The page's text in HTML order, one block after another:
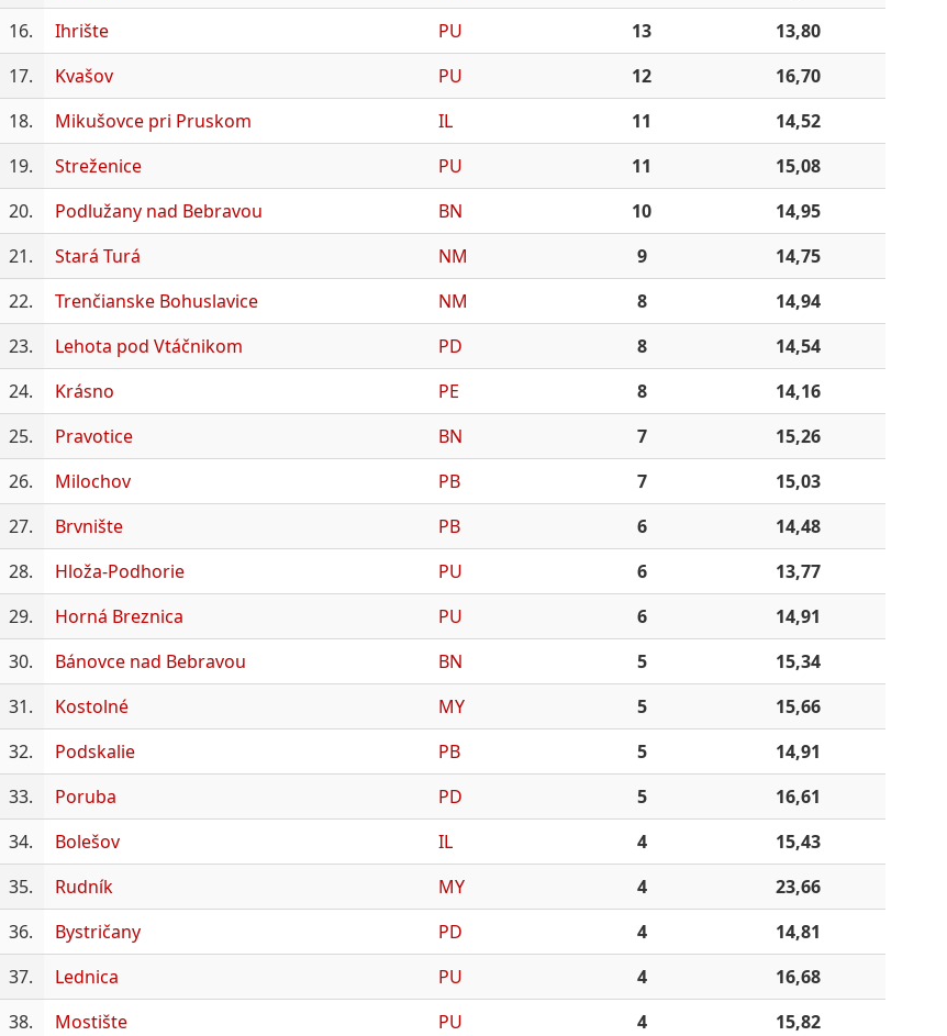
16.
Ihrište PU 13
13,80
17.
Kvašov PU 12
16,70
18.
Mikušovce pri Pruskom IL 11
14,52
19.
Streženice PU 11
15,08
20.
Podlužany nad Bebravou BN 10
14,95
21.
Stará Turá NM 9
14,75
22.
Trenčianske Bohuslavice NM 8
14,94
23.
Lehota pod Vtáčnikom PD 8
14,54
24.
Krásno PE 8
14,16
25.
Pravotice BN 7
15,26
26.
Milochov PB 7
15,03
27.
Brvnište PB 6
14,48
28.
Hloža-Podhorie PU 6
13,77
29.
Horná Breznica PU 6
14,91
30.
Bánovce nad Bebravou BN 5
15,34
31.
Kostolné MY 5
15,66
32.
Podskalie PB 5
14,91
33.
Poruba PD 5
16,61
34.
Bolešov IL 4
15,43
35.
Rudník MY 4
23,66
36.
Bystričany PD 4
14,81
37.
Lednica PU 4
16,68
38.
Mostište PU 4
15,82